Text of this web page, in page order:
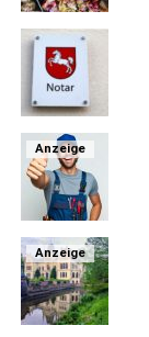
Anzeige
Anzeige